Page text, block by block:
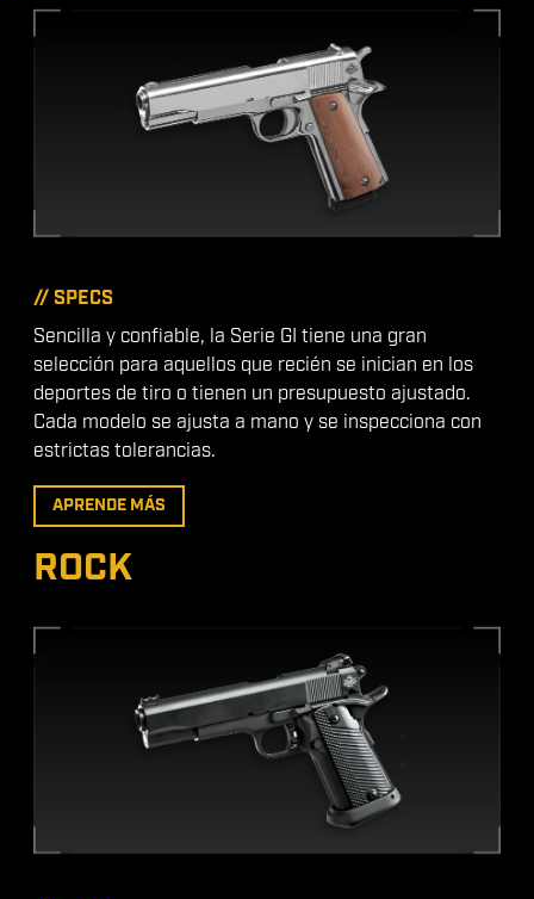
// SPECS
Sencilla y confiable, la Serie GI tiene una gran
selección para aquellos que recién se inician en los
deportes de tiro o tienen un presupuesto ajustado.
Cada modelo se ajusta a mano y se inspecciona con
estrictas tolerancias.
APRENDE MÁS
ROCK